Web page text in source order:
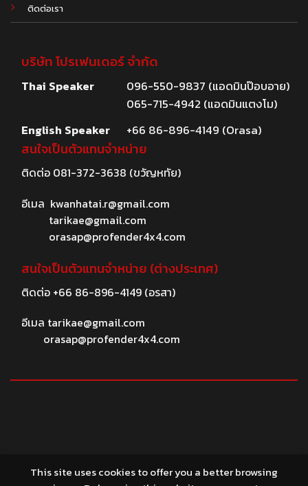
ติดต่อเรา
บริษัท โปรเฟนเดอร์ จำกัด
Thai Speaker
096-550-9837 (แอดมินป๊อบอาย)
065-715-4942 (แอดมินแตงโม)
English Speaker
+66 86-896-4149 (Orasa)
สนใจเป็นตัวแทนจำหน่าย
ติดต่อ 081-372-3638 (ขวัญหทัย)
อีเมล kwanhatai.r@gmail.com
tarikae@gmail.com
orasap@profender4x4.com
สนใจเป็นตัวแทนจำหน่าย (ต่างประเทศ)
ติดต่อ +66 86-896-4149(อรสา)
อีเมล tarikae@gmail.com
orasap@profender4x4.com
This site uses cookies to offer you a better browsing